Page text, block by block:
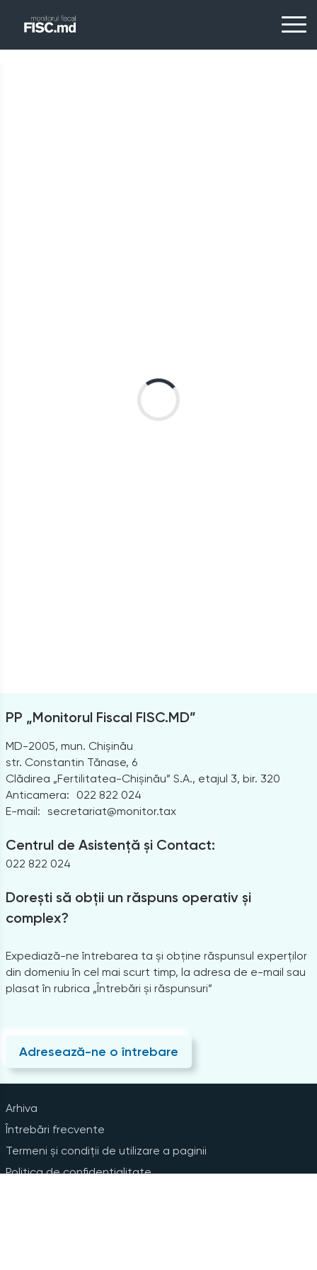
PP „Monitorul Fiscal FISC.MD”
MD-2005, mun. Chișinău
str. Constantin Tănase, 6
Clădirea „Fertilitatea-Chișinău” S.A., etajul 3, bir. 320
Anticamera:
022 822 024
E-mail: secretariat@monitor.tax
Centrul de Asistență și Contact:
022 822 024
Dorești să obții un răspuns operativ și
complex?
Expediază-ne întrebarea ta și obține răspunsul experților
din domeniu în cel mai scurt timp, la adresa de e-mail sau
plasat în rubrica „Întrebări și răspunsuri”
Adresează-ne o întrebare
Arhiva
Întrebări frecvente
Termeni și condiții de utilizare a paginii
Politica de confidențialitate